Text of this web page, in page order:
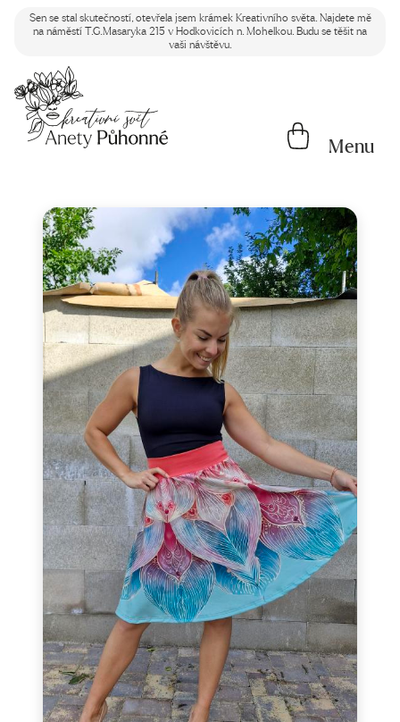
Sen se stal skutečností, otevřela jsem krámek Kreativního světa. Najdete mě
na náměstí T.G.Masaryka 215 v Hodkovicích n. Mohelkou. Budu se těšit na
vaši návštěvu.
Menu